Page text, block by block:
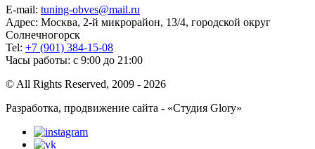
E-mail: tuning-obves@mail.ru
Адрес: Москва, 2-й микрорайон, 13/4, городской округ
Солнечногорск
Tel: +7 (901) 384-15-08
Часы работы: с 9:00 до 21:00
© All Rights Reserved, 2009 - 2026
Разработка, продвижение сайта - «Студия Glory»